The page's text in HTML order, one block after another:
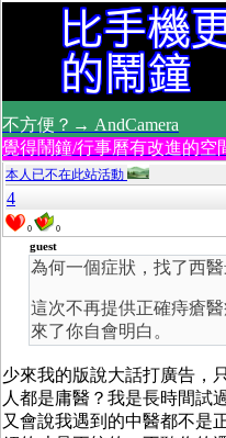
不方便？→ AndCamera
覺得鬧鐘/行事曆有改進的
本人已不在此站活動
4
0 0
guest
為何一個症狀，找了西
這次不再提供正確痔瘡
來了你自會明白。
少來我的版說大話打廣告，
人都是庸醫？我是長時間試
又會說我遇到的中醫都不是